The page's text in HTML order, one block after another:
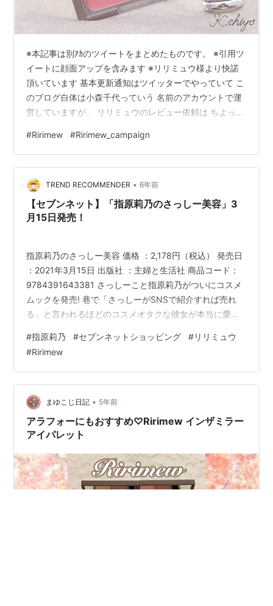
※本記事は別ｱｶのツイートをまとめたものです。 ※引用ツ
イートに顔面アップを含みます ※リリミュウ様より快諾
頂いています 基本更新通知はツイッターでやっていて こ
のブログ自体は小森千代っていう 名前のアカウントで運
営していますが、 リリミュウのレビュー依頼は ちよって
もリリミュウとは Ririmewと書き、 指原莉乃さんの名前
と子猫の鳴き声を 組み合わせたものみたいです。 この記
事が公開されているであろう4/15から 4/14までに予約し
ていた方は順次発送されて 行くとのことです！ 私は一足
先に使わせていただきました。 ※顔面…
#Ririmew #Ririmew_campaign
TREND RECOMMENDER • 6年前
【セブンネット】「指原莉乃のさっしー美容」3
月15日発売！
指原莉乃のさっしー美容 価格 ：2,178円（税込） 発売日
：2021年3月15日 出版社 ：主婦と生活社 商品コード：
9784391643381 さっしーこと指原莉乃がついにコスメ
ムックを発売! 巷で「さっしーがSNSで紹介すれば売れ
る」と言われるほどのコスメオタクな彼女が本当に愛用
っている美容皮膚科も初披露。指原莉乃のきれいの秘密
をあますことなく堪能できます! 垢抜けの秘密や美容に興
味を持ったきっかけ、挫折などのスペシャルインタビュ
ーや、ここでしか手に入らないスペシャル付録つき。 特
別付録は、このムックのためだけに作られたラメライナ
ー。…
#指原莉乃 #セブンネットショッピング #リリミュウ
#Ririmew
まゆこじ日記 • 5年前
アラフォーにもおすすめ♡Ririmew インザミラー
アイパレット